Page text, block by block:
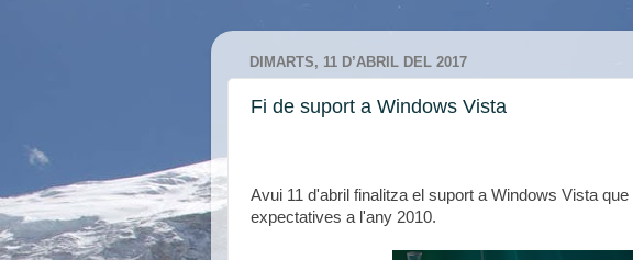
DIMARTS, 11 D’ABRIL DEL 2017
Fi de suport a Windows Vista
Avui 11 d'abril finalitza el suport a Windows Vista
expectatives a l'any 2010.